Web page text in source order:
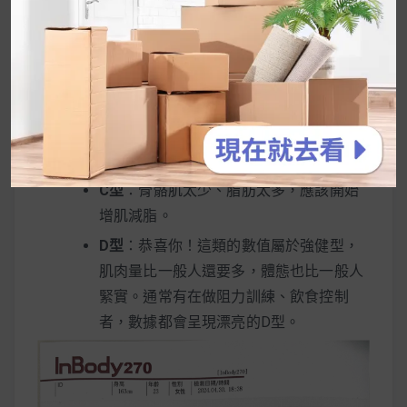
型：
：若這個 I 都落在「正常」欄位，屬於
正常健康型。若都落在高標數值欄位，則
是肥壯；反之，若都落在低標數值欄位，
即是低體重虛弱型。兩者都不健康，只是
肌肉脂肪比例較為平均。
C型：骨骼肌太少、脂肪太多，應該開始
增肌減脂。
D型 ：恭喜你！這類的數值屬於強健型，
肌肉量比一般人還要多，體態也比一般人
緊實。通常有在做阻力訓練、飲食控制
者，數據都會呈現漂亮的D型。